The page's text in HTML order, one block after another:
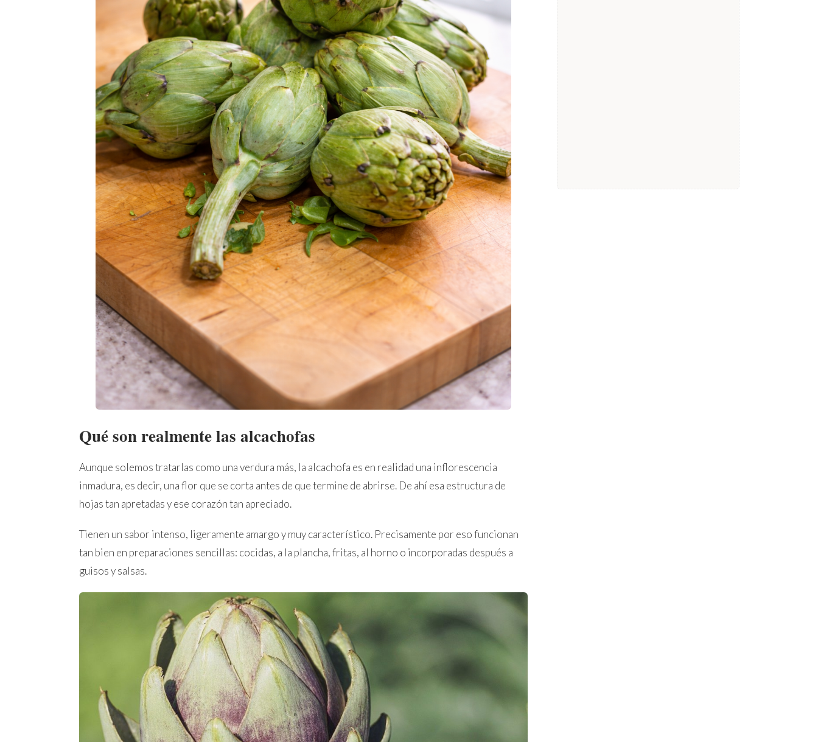
Qué son realmente las alcachofas
Aunque solemos tratarlas como una verdura más, la alcachofa es en realidad una inflorescencia
inmadura, es decir, una flor que se corta antes de que termine de abrirse. De ahí esa estructura de
hojas tan apretadas y ese corazón tan apreciado.
Tienen un sabor intenso, ligeramente amargo y muy característico. Precisamente por eso funcionan
tan bien en preparaciones sencillas: cocidas, a la plancha, fritas, al horno o incorporadas después a
guisos y salsas.